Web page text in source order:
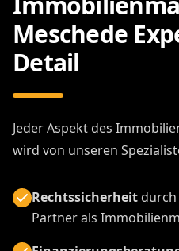
Meschede
Detail
Jeder Aspekt des
wird von unseren
Rechtssicherheitdurch
Partner als